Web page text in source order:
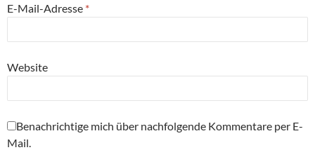
E-Mail-Adresse *
Website
Benachrichtige mich über nachfolgende Kommentare per E-
Mail.